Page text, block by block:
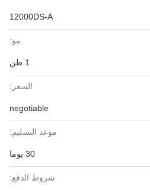
12000DS-A
مو:
السعر:
negotiable
موعد التسليم:
30 يوما
شروط الدفع: